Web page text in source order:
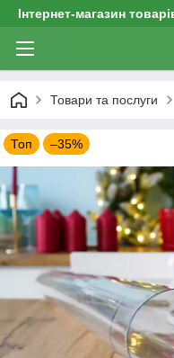
Інтернет-магазин
Товари та послуги
Топ –35%